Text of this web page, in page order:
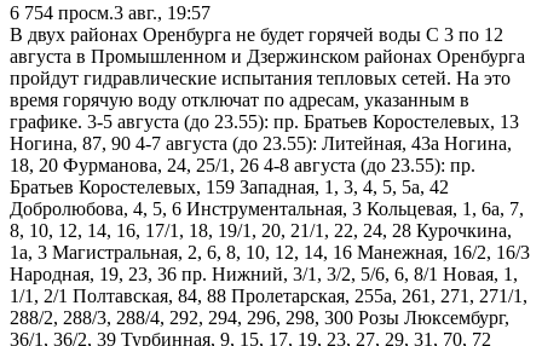
6 754 просм.3 авг., 19:57
В двух районах Оренбурга не будет горячей воды С 3 по 12
августа в Промышленном и Дзержинском районах Оренбурга
пройдут гидравлические испытания тепловых сетей. На это
время горячую воду отключат по адресам, указанным в
графике. 3-5 августа (до 23.55): пр. Братьев Коростелевых, 13
Ногина, 87, 90 4-7 августа (до 23.55): Литейная, 43а Ногина,
18, 20 Фурманова, 24, 25/1, 26 4-8 августа (до 23.55): пр.
Братьев Коростелевых, 159 Западная, 1, 3, 4, 5, 5а, 42
Добролюбова, 4, 5, 6 Инструментальная, 3 Кольцевая, 1, 6а, 7,
8, 10, 12, 14, 16, 17/1, 18, 19/1, 20, 21/1, 22, 24, 28 Курочкина,
1а, 3 Магистральная, 2, 6, 8, 10, 12, 14, 16 Манежная, 16/2, 16/3
Народная, 19, 23, 36 пр. Нижний, 3/1, 3/2, 5/6, 6, 8/1 Новая, 1,
1/1, 2/1 Полтавская, 84, 88 Пролетарская, 255а, 261, 271, 271/1,
288/2, 288/3, 288/4, 292, 294, 296, 298, 300 Розы Люксембург,
36/1, 36/2, 39 Турбинная, 9, 15, 17, 19, 23, 27, 29, 31, 70, 72